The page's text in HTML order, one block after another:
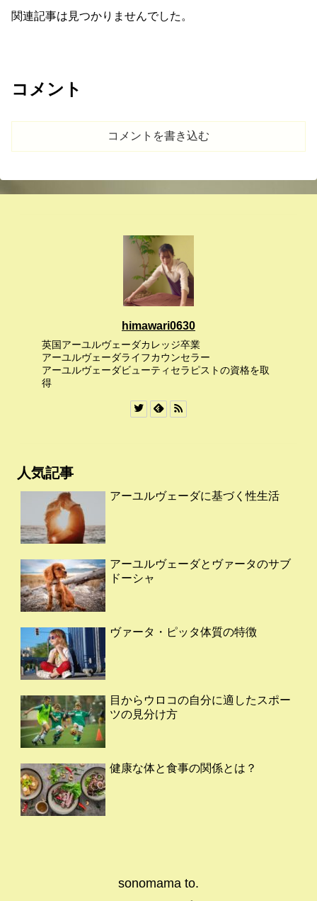
関連記事は見つかりませんでした。
コメント
コメントを書き込む
himawari0630
英国アーユルヴェーダカレッジ卒業
アーユルヴェーダライフカウンセラー
アーユルヴェーダビューティセラピストの資格を取
得
人気記事
アーユルヴェーダに基づく性生活
アーユルヴェーダとヴァータのサブ
ドーシャ
ヴァータ・ピッタ体質の特徴
目からウロコの自分に適したスポー
ツの見分け方
健康な体と食事の関係とは？
sonomama to.